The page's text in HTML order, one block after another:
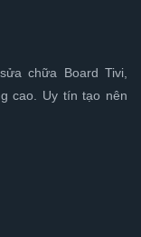
chữa Board Tivi,
cao. Uy tín tạo nên